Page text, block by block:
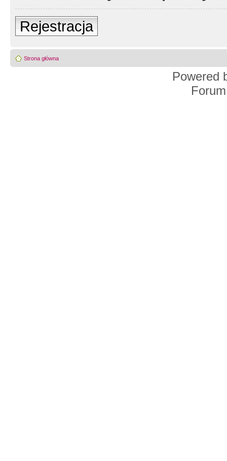
Rejestracja
Strona główna
Powered